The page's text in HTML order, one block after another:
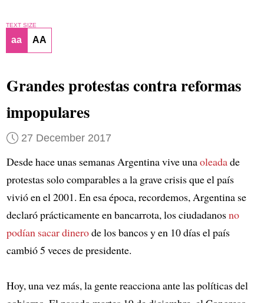
TEXT SIZE
aa AA
Grandes protestas contra reformas
impopulares
27 December 2017
Desde hace unas semanas Argentina vive unaoleadade
protestas solo comparables a la grave crisis que el país
vivió en el 2001. En esa época, recordemos, Argentina se
declaró prácticamente en bancarrota, los ciudadanosno
podían sacar dinerode los bancos y en 10 días el país
cambió 5 veces de presidente.
Hoy, una vez más, la gente reacciona ante las políticas del